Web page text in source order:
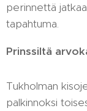
perinnettä
tapahtuma.
Prinssiltä
Tukholman
palkinnoksi